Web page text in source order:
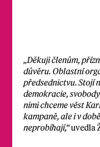
„Děkuji členům,
důvěru. Oblastní
předsednictvu. Stojí
demokracie,
nimi chceme vést
kampaně, ale i v
neprobíhají,“uvedla